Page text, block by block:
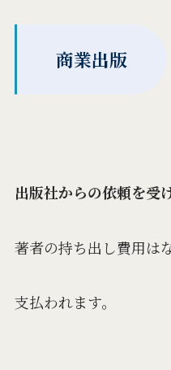
商業出版
出版社からの依頼を受
著者の持ち出し費用は
支払われます。